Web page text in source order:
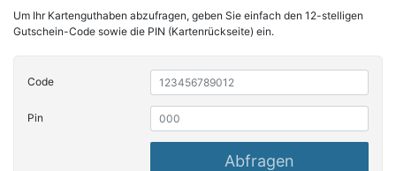
Um Ihr Kartenguthaben abzufragen, geben Sie einfach den 12-stelligen
Gutschein-Code sowie die PIN (Kartenrückseite) ein.
Code
Pin
Abfragen